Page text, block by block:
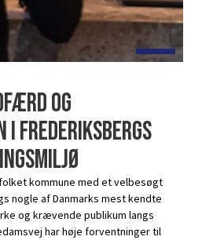
og
Frederiksbergs
kommune med et velbesøgt
nogle af Danmarks mest kendte
og krævende publikum langs
har høje forventninger til